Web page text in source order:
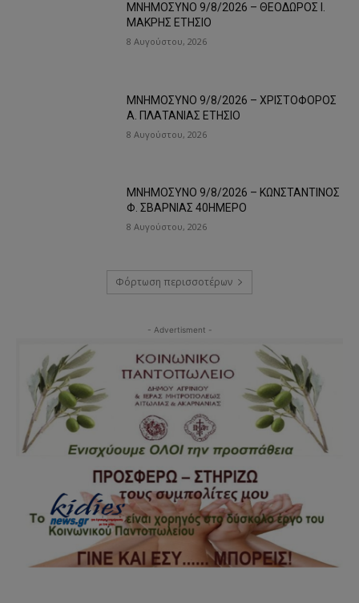
ΜΝΗΜΟΣΥΝΟ 9/8/2026 – ΘΕΟΔΩΡΟΣ Ι.
ΜΑΚΡΗΣ ΕΤΗΣΙΟ
8 Αυγούστου, 2026
ΜΝΗΜΟΣΥΝΟ 9/8/2026 – ΧΡΙΣΤΟΦΟΡΟΣ
Α. ΠΛΑΤΑΝΙΑΣ ΕΤΗΣΙΟ
8 Αυγούστου, 2026
ΜΝΗΜΟΣΥΝΟ 9/8/2026 – ΚΩΝΣΤΑΝΤΙΝΟΣ
Φ. ΣΒΑΡΝΙΑΣ 40ΗΜΕΡΟ
8 Αυγούστου, 2026
Φόρτωση περισσοτέρων
- Advertisment -